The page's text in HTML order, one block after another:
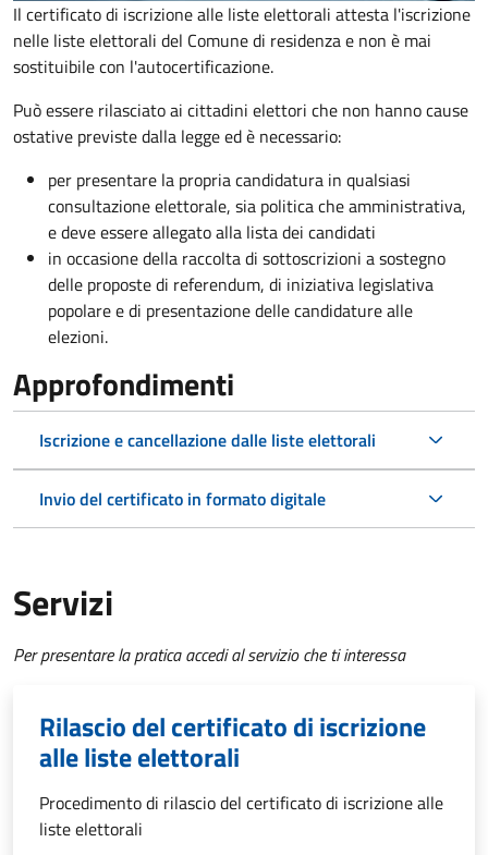
Il certificato di iscrizione alle liste elettorali attesta l'iscrizione
nelle liste elettorali del Comune di residenza e non è mai
sostituibile con l'autocertificazione.
Può essere rilasciato ai cittadini elettori che non hanno cause
ostative previste dalla legge ed è necessario:
per presentare la propria candidatura in qualsiasi
consultazione elettorale, sia politica che amministrativa,
e deve essere allegato alla lista dei candidati
in occasione della raccolta di sottoscrizioni a sostegno
delle proposte di referendum, di iniziativa legislativa
popolare e di presentazione delle candidature alle
elezioni.
Approfondimenti
Iscrizione e cancellazione dalle liste elettorali
Invio del certificato in formato digitale
Servizi
Per presentare la pratica accedi al servizio che ti interessa
Rilascio del certificato di iscrizione
alle liste elettorali
Procedimento di rilascio del certificato di iscrizione alle
liste elettorali